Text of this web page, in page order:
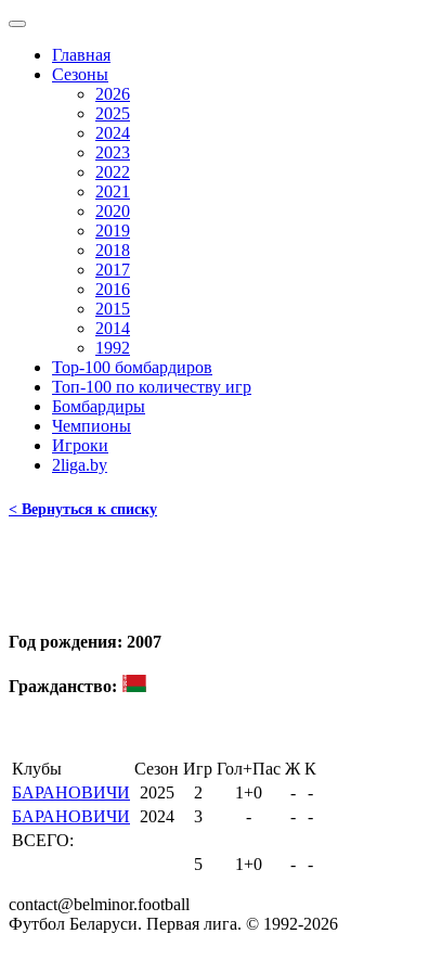
Главная
Сезоны
2026
2025
2024
2023
2022
2021
2020
2019
2018
2017
2016
2015
2014
1992
Top-100 бомбардиров
Топ-100 по количеству игр
Бомбардиры
Чемпионы
Игроки
2liga.by
< Вернуться к списку
Год рождения: 2007
Гражданство:
Клубы Сезон Игр Гол+Пас Ж К
БАРАНОВИЧИ
2025 2 1+0 -
-
БАРАНОВИЧИ
2024 3 - -
-
ВСЕГО:
5
1+0 - -
contact@belminor.football
Футбол Беларуси. Первая лига. © 1992-2026